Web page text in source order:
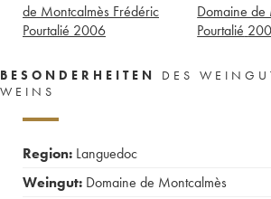
de Montcalmès Frédéric
Pourtalié 2006
Domaine de
Pourtalié
BESONDERHEITEN
DES
WEINS
Region: Languedoc
Weingut: Domaine de Montcalmès